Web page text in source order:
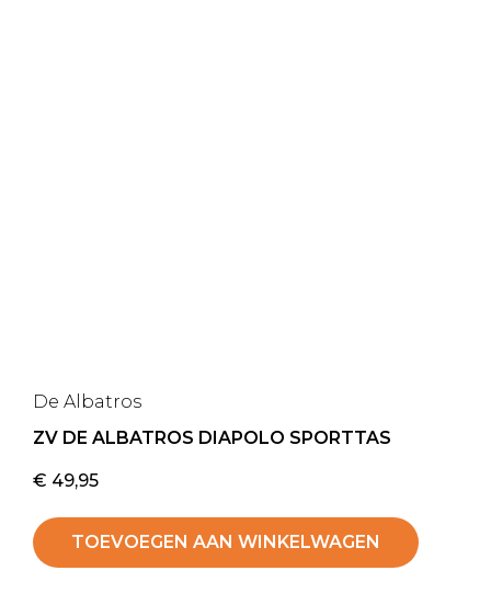
De Albatros
ZV DE ALBATROS DIAPOLO SPORTTAS
€ 49,95
TOEVOEGEN AAN WINKELWAGEN